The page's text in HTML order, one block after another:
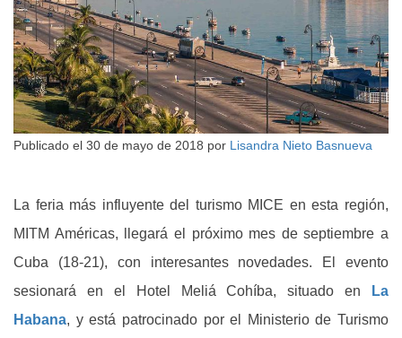
Publicado el 30 de mayo de 2018 por Lisandra Nieto Basnueva
La feria más influyente del turismo MICE en esta región,
MITM Américas, llegará el próximo mes de septiembre a
Cuba (18-21), con interesantes novedades. El evento
sesionará en el Hotel Meliá Cohíba, situado en
La
Habana, y está patrocinado por el Ministerio de Turismo